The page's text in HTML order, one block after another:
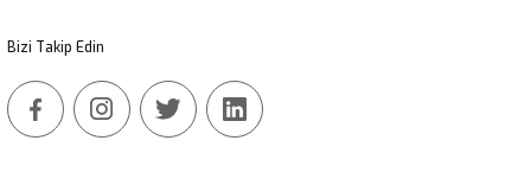
Gönder
Bizi Takip Edin